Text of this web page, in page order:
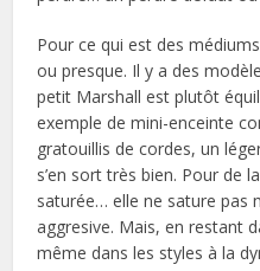
Pour ce qui est des
ou presque. Il y a des
petit Marshall est plutôt
exemple de mini-enceinte
gratouillis de cordes, un
s’en sort très bien. Pour de
saturée… elle ne sature pas
aggresive. Mais, en restant
même dans les styles à la